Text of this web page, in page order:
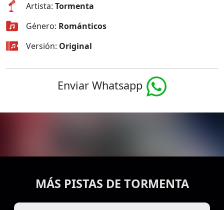
Artista: Tormenta
Género: Románticos
Versión: Original
Enviar Whatsapp
MÁS PISTAS DE TORMENTA